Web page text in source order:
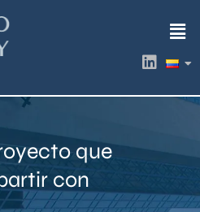
L
i
k
i
que
con